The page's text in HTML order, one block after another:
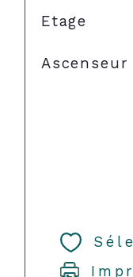
Etage
Ascenseur